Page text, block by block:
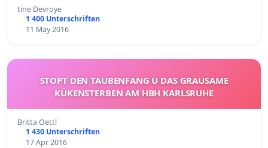
tine Devroye
1 400 Unterschriften
11 May 2016
STOPT DEN TAUBENFANG U DAS GRAUSAME
KÜKENSTERBEN AM HBH KARLSRUHE
Britta Oettl
1 430 Unterschriften
17 Apr 2016